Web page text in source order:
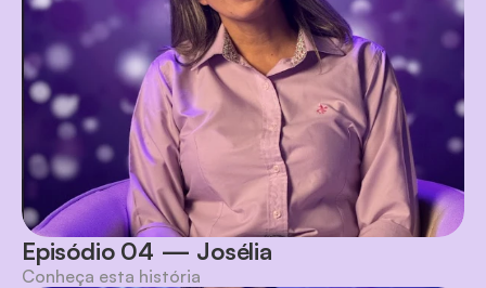
Episódio 04 — Josélia
Conheça esta história